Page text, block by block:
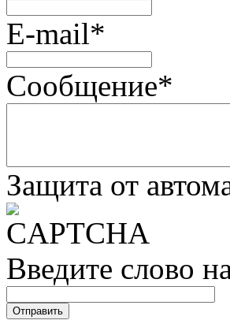
E-mail*
Сообщение*
Защита от
Введите слово